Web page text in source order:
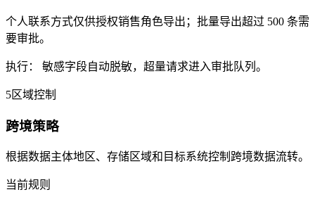
个人联系方式仅供授权销售角色导出；批量导出超过 500 条需
要审批。
执行： 敏感字段自动脱敏，超量请求进入审批队列。
5区域控制
跨境策略
根据数据主体地区、存储区域和目标系统控制跨境数据流转。
当前规则